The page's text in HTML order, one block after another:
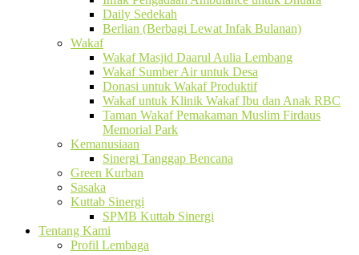
Daily Sedekah
Berlian (Berbagi Lewat Infak Bulanan)
Wakaf
Wakaf Masjid Daarul Aulia Lembang
Wakaf Sumber Air untuk Desa
Donasi untuk Wakaf Produktif
Wakaf untuk Klinik Wakaf Ibu dan Anak RBC
Taman Wakaf Pemakaman Muslim Firdaus
Memorial Park
Kemanusiaan
Sinergi Tanggap Bencana
Green Kurban
Sasaka
Kuttab Sinergi
SPMB Kuttab Sinergi
Tentang Kami
Profil Lembaga